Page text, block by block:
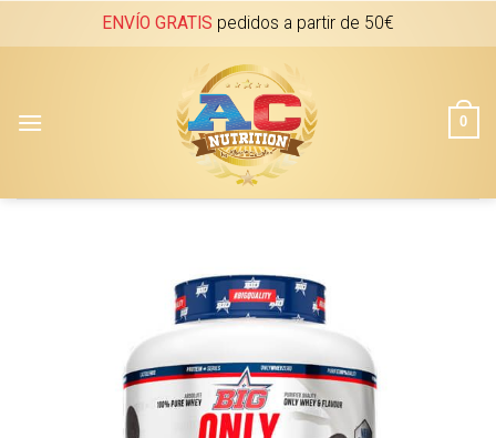
ENVÍO GRATIS pedidos a partir de 50€
0